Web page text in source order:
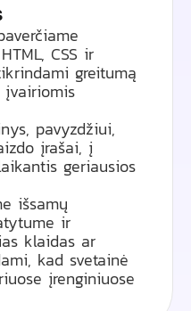
CSS ir
greitumą
įvairiomis
pavyzdžiui,
įrašai, į
geriausios
išsamų
ir
klaidas ar
kad svetainė
įrenginiuose